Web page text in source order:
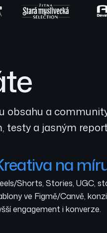
a
testy a jasným
na
Shorts, Stories, UGC,
ve Figmě/Canvě,
engagement i konverze.